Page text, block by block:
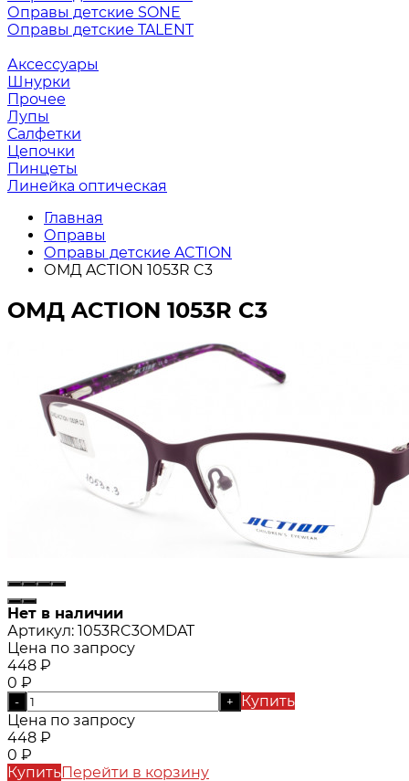
Оправы детские SONE
Оправы детские TALENT
Аксессуары
Шнурки
Прочее
Лупы
Салфетки
Цепочки
Пинцеты
Линейка оптическая
Главная
Оправы
Оправы детские ACTION
ОМД ACTION 1053R C3
ОМД ACTION 1053R C3
Нет в наличии
Артикул: 1053RC3OMDAT
Цена по запросу
448 ₽
0 ₽
- +
Купить
Цена по запросу
448 ₽
0 ₽
КупитьПерейти в корзину